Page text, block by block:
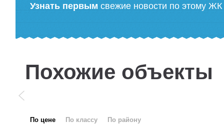
Узнать первым свежие новости по этому ЖК
Похожие объекты
по цене по классу по району